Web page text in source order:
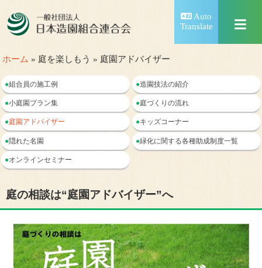
Auto
Translate
ホーム » 庭を楽しもう » 庭園アドバイザー
●組合員の施工例 ●造園技法の紹介
●小庭園プラン集 ●庭づくりの流れ
●庭園アドバイザー ●キッズコーナー
●隠れた名園 ●緑化に関する各種助成制度一覧
●オンラインセミナー
庭の相談は“庭園アドバイザー”へ